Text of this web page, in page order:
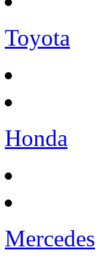
Toyota
Honda
Mercedes